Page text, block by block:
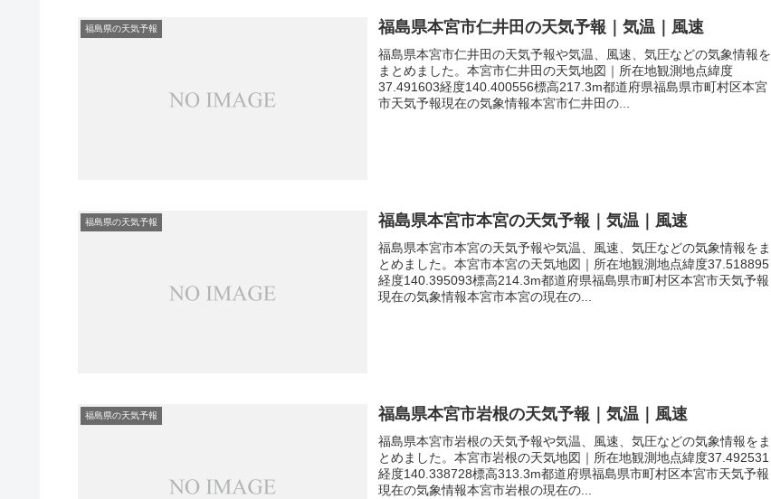
福島県の天気予報 福島県本宮市仁井田の天気予報｜気温｜風速
福島県本宮市仁井田の天気予報や気温、風速、気圧などの気象情報を
まとめました。本宮市仁井田の天気地図｜所在地観測地点緯度
37.491603経度140.400556標高217.3m都道府県福島県市町村区本宮
市天気予報現在の気象情報本宮市仁井田の...
福島県の天気予報 福島県本宮市本宮の天気予報｜気温｜風速
福島県本宮市本宮の天気予報や気温、風速、気圧などの気象情報をま
とめました。本宮市本宮の天気地図｜所在地観測地点緯度37.518895
経度140.395093標高214.3m都道府県福島県市町村区本宮市天気予報
現在の気象情報本宮市本宮の現在の...
福島県の天気予報 福島県本宮市岩根の天気予報｜気温｜風速
福島県本宮市岩根の天気予報や気温、風速、気圧などの気象情報をま
とめました。本宮市岩根の天気地図｜所在地観測地点緯度37.492531
経度140.338728標高313.3m都道府県福島県市町村区本宮市天気予報
現在の気象情報本宮市岩根の現在の...